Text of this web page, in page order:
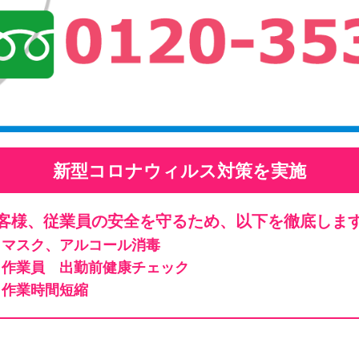
新型コロナウィルス対策を実施
様、従業員の安全を守るため、以下を徹底しま
マスク、アルコール消毒
作業員 出勤前健康チェック
作業時間短縮